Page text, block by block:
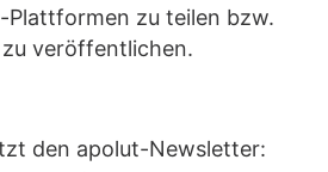
Plattformen zu teilen bzw.
veröffentlichen.
den apolut-Newsletter: